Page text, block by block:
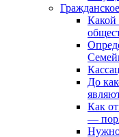
Какой
До
Как
—
Нужно